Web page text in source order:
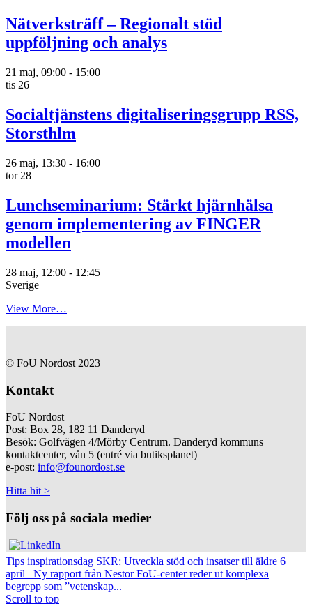
Nätverksträff – Regionalt stöd
uppföljning och analys
21 maj, 09:00 - 15:00
tis 26
Socialtjänstens digitaliseringsgrupp RSS,
Storsthlm
26 maj, 13:30 - 16:00
tor 28
Lunchseminarium: Stärkt hjärnhälsa
genom implementering av FINGER
modellen
28 maj, 12:00 - 12:45
Sverige
View More…
© FoU Nordost 2023
Kontakt
FoU Nordost
Post: Box 28, 182 11 Danderyd
Besök: Golfvägen 4/Mörby Centrum. Danderyd kommuns
kontaktcenter, vån 5 (entré via butiksplanet)
e-post: info@founordost.se
Hitta hit >
Följ oss på sociala medier
Tips inspirationsdag SKR: Utveckla stöd och insatser till äldre 6
april
Ny rapport från Nestor FoU-center reder ut komplexa
begrepp som ”vetenskap...
Scroll to top